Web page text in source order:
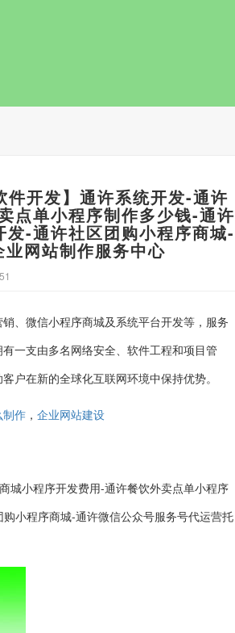
件开发】通许系统开发-通许
点单小程序制作多少钱-通许
-通许社区团购小程序商城-
网站制作服务中心
、微信小程序商城及系统平台开发等，服务
一支由多名网络安全、软件工程和项目管
户在新的全球化互联网环境中保持优势。
制作 ， 企业网站建设
城小程序开发费用-通许餐饮外卖点单小程序
小程序商城-通许微信公众号服务号代运营托